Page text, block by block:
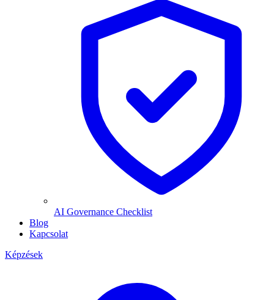
AI Governance Checklist
Blog
Kapcsolat
Képzések